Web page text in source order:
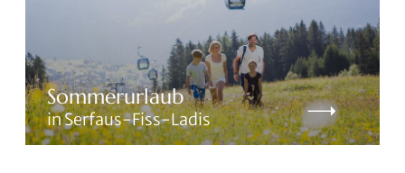
Sommerurlaub
in Serfaus-Fiss-Ladis